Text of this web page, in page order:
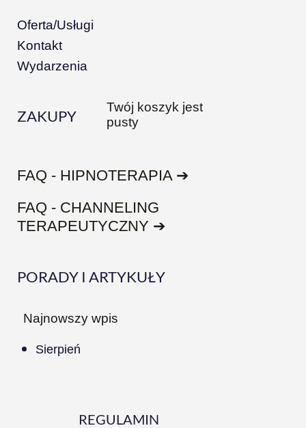
Oferta/Usługi
Kontakt
Wydarzenia
ZAKUPY
Twój koszyk jest
pusty
FAQ - HIPNOTERAPIA ➔
FAQ - CHANNELING
TERAPEUTYCZNY ➔
PORADY I ARTYKUŁY
Najnowszy wpis
Sierpień
REGULAMIN